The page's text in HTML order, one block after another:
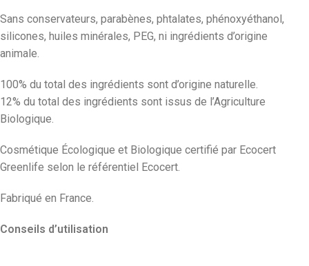
Sans conservateurs, parabènes, phtalates, phénoxyéthanol,
silicones, huiles minérales, PEG, ni ingrédients d’origine
animale.
100% du total des ingrédients sont d’origine naturelle.
12% du total des ingrédients sont issus de l’Agriculture
Biologique.
Cosmétique Écologique et Biologique certifié par Ecocert
Greenlife selon le référentiel Ecocert.
Fabriqué en France.
Conseils d’utilisation